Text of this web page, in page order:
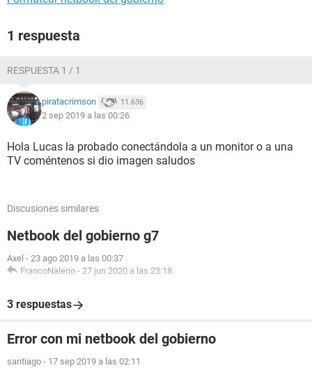
1 respuesta
RESPUESTA 1 / 1
piratacrimson 11.636
2 sep 2019 a las 00:26
Hola Lucas la probado conectándola a un monitor o a una
TV coméntenos si dio imagen saludos
Discusiones similares
Netbook del gobierno g7
Axel - 23 ago 2019 a las 00:37
FrancoNalerio - 27 jun 2020 a las 23:18
3 respuestas
Error con mi netbook del gobierno
santiago - 17 sep 2019 a las 02:11